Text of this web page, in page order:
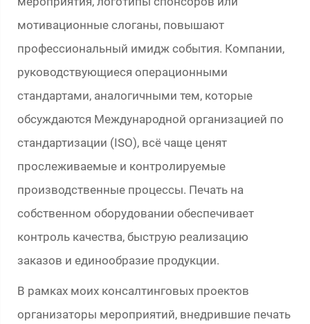
мотивационные слоганы, повышают
профессиональный имидж события. Компании,
руководствующиеся операционными
стандартами, аналогичными тем, которые
обсуждаются Международной организацией по
стандартизации (ISO), всё чаще ценят
прослеживаемые и контролируемые
производственные процессы. Печать на
собственном оборудовании обеспечивает
контроль качества, быструю реализацию
заказов и единообразие продукции.
В рамках моих консалтинговых проектов
организаторы мероприятий, внедрившие печать